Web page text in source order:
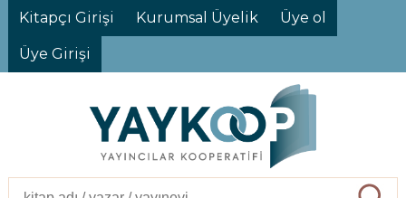
Kitapçı Girişi Kurumsal Üyelik Üye ol
Üye Girişi